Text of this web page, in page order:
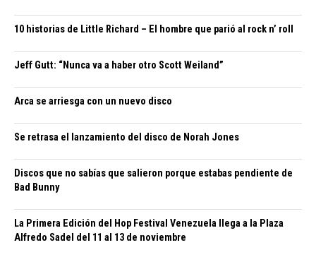
10 historias de Little Richard – El hombre que parió al rock n’ roll
Jeff Gutt: “Nunca va a haber otro Scott Weiland”
Arca se arriesga con un nuevo disco
Se retrasa el lanzamiento del disco de Norah Jones
Discos que no sabías que salieron porque estabas pendiente de
Bad Bunny
La Primera Edición del Hop Festival Venezuela llega a la Plaza
Alfredo Sadel del 11 al 13 de noviembre